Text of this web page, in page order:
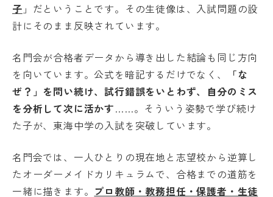
子 」だということです。その生徒像は、入試問題の設
計にそのまま反映されています。
名門会が合格者データから導き出した結論も同じ方向
を向いています。公式を暗記するだけでなく、
「な
ぜ？」を問い続け、試行錯誤をいとわず、自分のミス
を分析して次に活かす……。そういう姿勢で学び続け
た子が、東海中学の入試を突破しています。
名門会では、一人ひとりの現在地と志望校から逆算し
たオーダーメイドカリキュラムで、合格までの道筋を
一緒に描きます。 プロ教師・教務担任・保護者・生徒